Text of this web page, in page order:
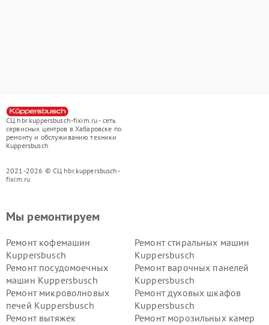
СЦ hbr.kuppersbusch-fixim.ru - сеть
сервисных центров в Хабаровске по
ремонту и обслуживанию техники
Kuppersbusch
2021-2026 © СЦ hbr.kuppersbusch-
fixim.ru
Мы ремонтируем
Ремонт кофемашин
Kuppersbusch
Ремонт стиральных машин
Kuppersbusch
Ремонт посудомоечных
машин Kuppersbusch
Ремонт варочных панелей
Kuppersbusch
Ремонт микроволновых
печей Kuppersbusch
Ремонт духовых шкафов
Kuppersbusch
Ремонт вытяжек
Ремонт морозильных камер